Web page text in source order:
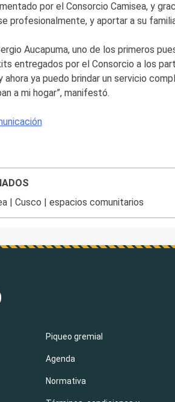
por el Consorcio Camisea, y
profesionalmente, y aportar a su
Aucapuma, uno de los primeros
entregados por el Consorcio a los
ya puedo brindar un servicio
a mi hogar”, manifestó.
|Cusco |espacios comunitarios
Piqueo gremial
Agenda
Normativa